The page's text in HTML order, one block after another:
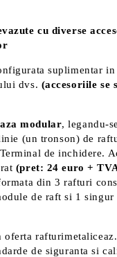
cu diverse
suplimentar
dvs. (accesoriile se
modular, legandu-
(un tronson) de
de inchidere.
(pret: 24 euro +
din 3 rafturi
de raft si 1 singur
oferta
de siguranta si